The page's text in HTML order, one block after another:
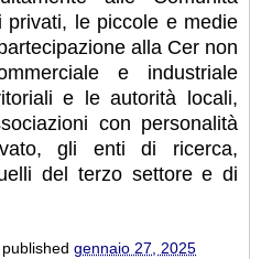
privati, le piccole e medie
alla Cer non
e industriale
e le autorità locali,
con personalità
gli enti di ricerca,
del terzo settore e di
published gennaio 27, 2025